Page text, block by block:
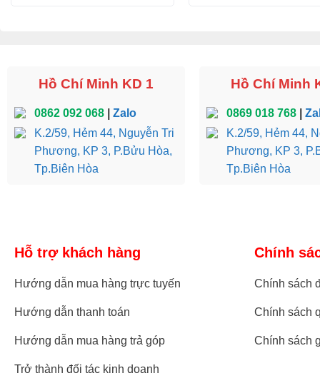
Hồ Chí Minh KD 1
0862 092 068| Zalo
K.2/59, Hẻm 44, Nguyễn Tri
Phương, KP 3, P.Bửu Hòa,
Tp.Biên Hòa
Hồ Chí Minh
0869 018 768|
K.2/59, Hẻm 44,
Phương, KP 3,
Tp.Biên Hòa
Hỗ trợ khách hàng
Hướng dẫn mua hàng trực tuyến
Hướng dẫn thanh toán
Hướng dẫn mua hàng trả góp
Trở thành đối tác kinh doanh
Chính
Chính sách
Chính sách
Chính sách